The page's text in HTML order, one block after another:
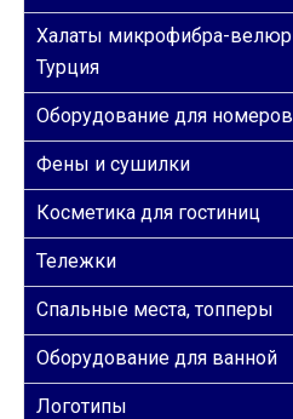
Халаты микрофибра-велюр
Турция
Оборудование для номеров
Фены и сушилки
Косметика для гостиниц
Тележки
Спальные места, топперы
Оборудование для ванной
Логотипы